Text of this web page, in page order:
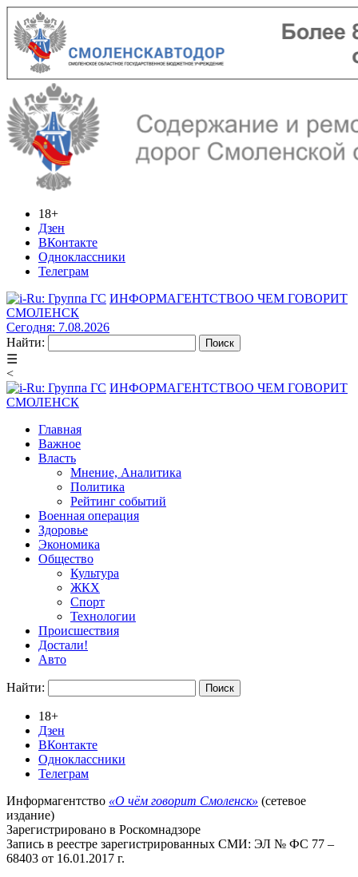
18+
Дзен
ВКонтакте
Одноклассники
Телеграм
ИНФОРМАГЕНТСТВОО ЧЕМ ГОВОРИТ
СМОЛЕНСК
Сегодня: 7.08.2026
Найти:
☰
<
ИНФОРМАГЕНТСТВОО ЧЕМ ГОВОРИТ
СМОЛЕНСК
Главная
Важное
Власть
Мнение, Аналитика
Политика
Рейтинг событий
Военная операция
Здоровье
Экономика
Общество
Культура
ЖКХ
Спорт
Технологии
Происшествия
Достали!
Авто
Найти:
18+
Дзен
ВКонтакте
Одноклассники
Телеграм
Информагентство «О чём говорит Смоленск» (сетевое
издание)
Зарегистрировано в Роскомнадзоре
Запись в реестре зарегистрированных СМИ: ЭЛ № ФС 77 –
68403 от 16.01.2017 г.